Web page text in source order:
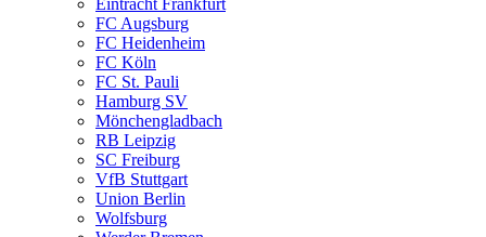
Eintracht Frankfurt
FC Augsburg
FC Heidenheim
FC Köln
FC St. Pauli
Hamburg SV
Mönchengladbach
RB Leipzig
SC Freiburg
VfB Stuttgart
Union Berlin
Wolfsburg